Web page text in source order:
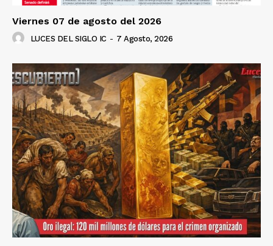
Viernes 07 de agosto del 2026
LUCES DEL SIGLO IC - 7 Agosto, 2026